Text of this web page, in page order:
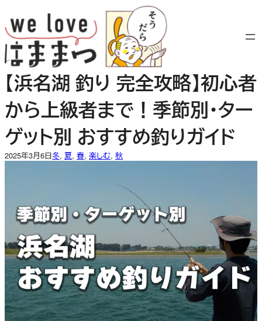
容
を
ス
キ
ッ
プ
【浜名湖 釣り 完全攻略】初心者
から上級者まで！季節別・ター
ゲット別 おすすめ釣りガイド
2025年3月6日冬, 夏, 春, 楽しむ, 秋